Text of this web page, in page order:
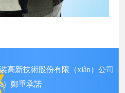
高新技術股份有限（xiàn）公司
）鄭重承諾